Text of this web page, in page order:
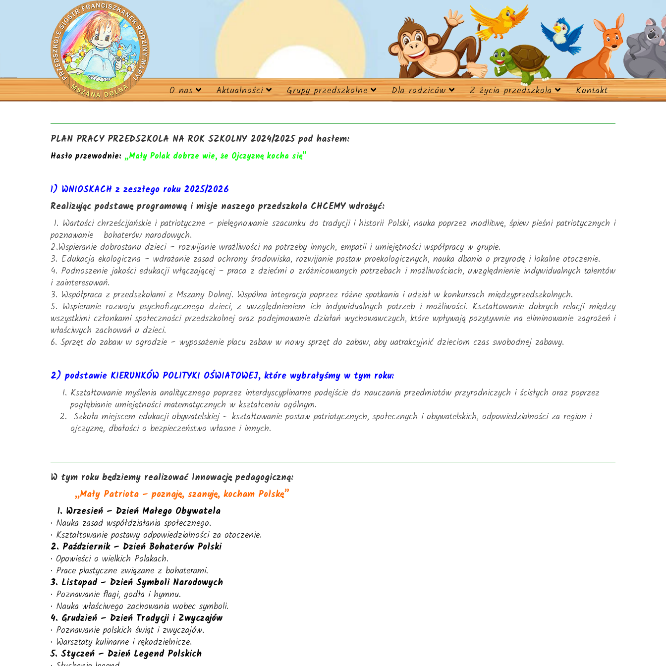
O nas Aktualności Grupy przedszkolne Dla rodziców Z życia przedszkola Kontakt
PLAN PRACY PRZEDSZKOLA NA ROK SZKOLNY 2024/2025 pod hasłem:
Hasło przewodnie: „Mały Polak dobrze wie, że Ojczyznę kocha się”
1) WNIOSKACH z zeszłego roku 2025/2026
Realizując podstawę programową i misje naszego przedszkola CHCEMY wdrożyć:
1. Wartości chrześcijańskie i patriotyczne – pielęgnowanie szacunku do tradycji i historii Polski, nauka poprzez modlitwę, śpiew pieśni patriotycznych i
poznawanie bohaterów narodowych.
2.Wspieranie dobrostanu dzieci – rozwijanie wrażliwości na potrzeby innych, empatii i umiejętności współpracy w grupie.
3. Edukacja ekologiczna – wdrażanie zasad ochrony środowiska, rozwijanie postaw proekologicznych, nauka dbania o przyrodę i lokalne otoczenie.
4. Podnoszenie jakości edukacji włączającej – praca z dziećmi o zróżnicowanych potrzebach i możliwościach, uwzględnienie indywidualnych talentów
i zainteresowań.
3. Współpraca z przedszkolami z Mszany Dolnej. Wspólna integracja poprzez różne spotkania i udział w konkursach międzyprzedszkolnych.
5. Wspieranie rozwoju psychofizycznego dzieci, z uwzględnieniem ich indywidualnych potrzeb i możliwości. Kształtowanie dobrych relacji między
wszystkimi członkami społeczności przedszkolnej oraz podejmowanie działań wychowawczych, które wpływają pozytywnie na eliminowanie zagrożeń i
właściwych zachowań u dzieci.
6. Sprzęt do zabaw w ogrodzie – wyposażenie placu zabaw w nowy sprzęt do zabaw, aby uatrakcyjnić dzieciom czas swobodnej zabawy.
2) podstawie KIERUNKÓW POLITYKI OŚWIATOWEJ, które wybrałyśmy w tym roku:
Kształtowanie myślenia analitycznego poprzez interdyscyplinarne podejście do nauczania przedmiotów przyrodniczych i ścisłych oraz poprzez
pogłębianie umiejętności matematycznych w kształceniu ogólnym.
Szkoła miejscem edukacji obywatelskiej – kształtowanie postaw patriotycznych, społecznych i obywatelskich, odpowiedzialności za region i
ojczyznę, dbałości o bezpieczeństwo własne i innych.
W tym roku będziemy realizować Innowację pedagogiczną:
„Mały Patriota – poznaję, szanuję, kocham Polskę”
1. Wrzesień – Dzień Małego Obywatela
• Nauka zasad współdziałania społecznego.
• Kształtowanie postawy odpowiedzialności za otoczenie.
2. Październik – Dzień Bohaterów Polski
• Opowieści o wielkich Polakach.
• Prace plastyczne związane z bohaterami.
3. Listopad – Dzień Symboli Narodowych
• Poznawanie flagi, godła i hymnu.
• Nauka właściwego zachowania wobec symboli.
4. Grudzień – Dzień Tradycji i Zwyczajów
• Poznawanie polskich świąt i zwyczajów.
• Warsztaty kulinarne i rękodzielnicze.
5. Styczeń – Dzień Legend Polskich